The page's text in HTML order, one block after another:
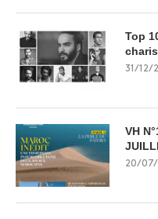
Top
31/12/
VH
20/